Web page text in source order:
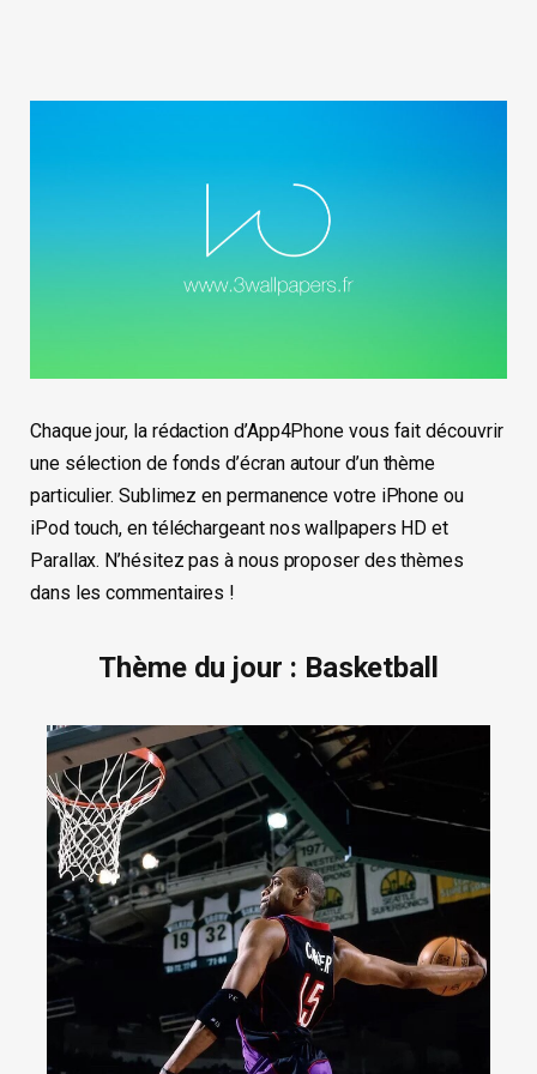
Chaque jour, la rédaction d’App4Phone vous fait découvrir
une sélection de fonds d’écran autour d’un thème
particulier. Sublimez en permanence votre iPhone ou
iPod touch, en téléchargeant nos wallpapers HD et
Parallax. N’hésitez pas à nous proposer des thèmes
dans les commentaires !
Thème du jour : Basketball